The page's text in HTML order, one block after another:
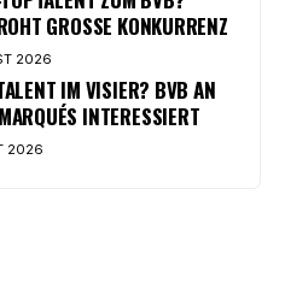
GROSSE KONKURRENZ
2026
IM VISIER? BVB AN
INTERESSIERT
2026